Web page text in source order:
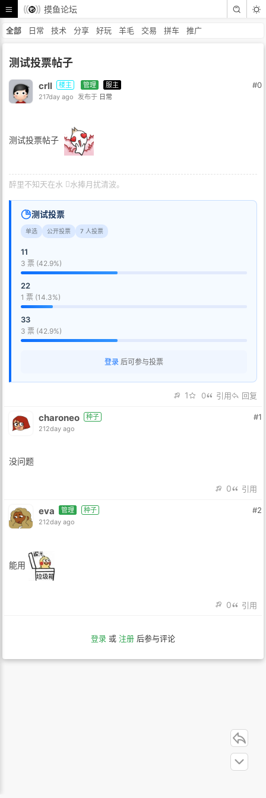
摸鱼论坛
全部 日常 技术 分享 好玩 羊毛 交易 拼车 推广
测试投票帖子
crll 楼主 管理
服主
217day ago
发布于 日常
#0
测试投票帖子
醉里不知天在水 𢵗水捧月扰清波。
测试投票
单选 公开投票 7 人投票
11
3 票 (42.9%)
22
1 票 (14.3%)
33
3 票 (42.9%)
登录 后可参与投票
1 0 引用 回复
charoneo
种子
212day ago
#1
没问题
0 引用
eva 管理
种子
212day ago
#2
能用
0 引用
登录 或 注册 后参与评论